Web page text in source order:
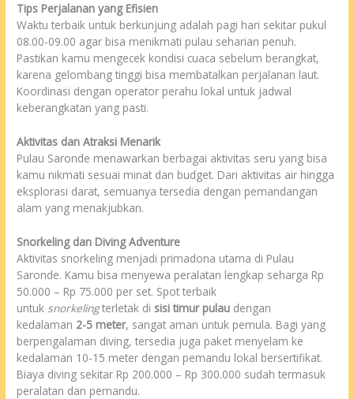
Tips Perjalanan yang Efisien
Waktu terbaik untuk berkunjung adalah pagi hari sekitar pukul
08.00-09.00 agar bisa menikmati pulau seharian penuh.
Pastikan kamu mengecek kondisi cuaca sebelum berangkat,
karena gelombang tinggi bisa membatalkan perjalanan laut.
Koordinasi dengan operator perahu lokal untuk jadwal
keberangkatan yang pasti.
Aktivitas dan Atraksi Menarik
Pulau Saronde menawarkan berbagai aktivitas seru yang bisa
kamu nikmati sesuai minat dan budget. Dari aktivitas air hingga
eksplorasi darat, semuanya tersedia dengan pemandangan
alam yang menakjubkan.
Snorkeling dan Diving Adventure
Aktivitas snorkeling menjadi primadona utama di Pulau
Saronde. Kamu bisa menyewa peralatan lengkap seharga Rp
50.000 – Rp 75.000 per set. Spot terbaik
untuk snorkelingterletak di sisi timur pulau dengan
kedalaman 2-5 meter, sangat aman untuk pemula. Bagi yang
berpengalaman diving, tersedia juga paket menyelam ke
kedalaman 10-15 meter dengan pemandu lokal bersertifikat.
Biaya diving sekitar Rp 200.000 – Rp 300.000 sudah termasuk
peralatan dan pemandu.